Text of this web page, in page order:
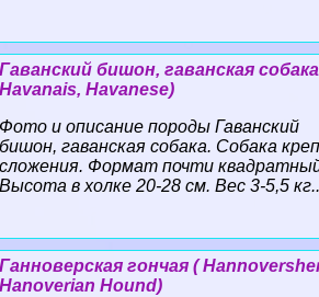
Гаванский бишон, гаванская
Havanais, Havanese)
Фото и описание породы Гаванский
бишон, гаванская собака. Собака
сложения. Формат почти
Высота в холке 20-28 см. Вес 3-5,5
Ганноверская гончая (
Hanoverian Hound)